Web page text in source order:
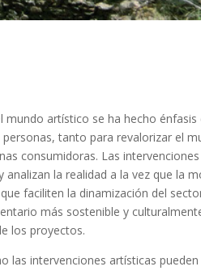
artístico se ha hecho énfasis
tanto para revalorizar el
consumidoras. Las
la realidad a la vez que la
faciliten la dinamización del
más sostenible y
los proyectos.
las intervenciones artísticas